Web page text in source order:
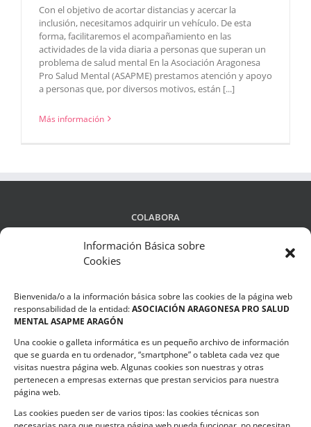
Información Básica sobre
Cookies
Bienvenida/o a la información básica sobre las cookies de la página web
responsabilidad de la entidad:ASOCIACIÓN ARAGONESA PRO SALUD
MENTAL ASAPME ARAGÓN
Una cookie o galleta informática es un pequeño archivo de información
que se guarda en tu ordenador, “smartphone” o tableta cada vez que
visitas nuestra página web. Algunas cookies son nuestras y otras
pertenecen a empresas externas que prestan servicios para nuestra
página web.
Las cookies pueden ser de varios tipos: las cookies técnicas son
Con el objetivo de acortar distancias y acercar la
inclusión, necesitamos adquirir un vehículo. De esta
forma, facilitaremos el acompañamiento en las
actividades de la vida diaria a personas que superan un
problema de salud mental En la Asociación Aragonesa
Pro Salud Mental (ASAPME) prestamos atención y apoyo
a personas que, por diversos motivos, están [...]
Más información
COLABORA
Política de privacidad
Compromiso de Protección de Datos
Política de Cookies
CONTACTO